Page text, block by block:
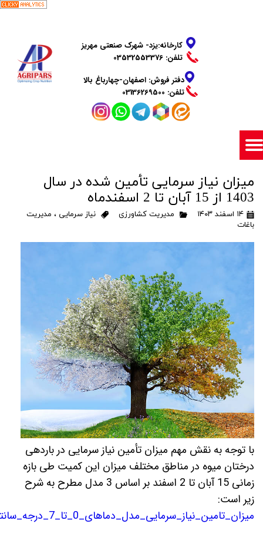
دفتر فروش: اصفهان-چهارباغ بالا
​​​​​​​تلفن: 03136269500
​​​​​​​کارخانه:یزد- شهرک صنعتی مهریز
تلفن: 03532553376
میزان نیاز سرمایی تأمین شده در سال
1403 از 15 آبان تا 2 اسفندماه
۱۴ اسفند ۱۴۰۳ مدیریت کشاورزی نیاز سرمایی ، مدیریت
باغات
با توجه به نقش مهم میزان تأمین نیاز سرمایی در باردهی
درختان میوه در مناطق مختلف میزان این کمیت طی بازه
زمانی 15 آبان تا 2 اسفند بر اساس 3 مدل مطرح به شرح
زیر است:
میزان_تامین_نیاز_سرمایی_مدل_دماهای_0_تا_7_درجه_سانتی_گراد_15_آبان.pdf